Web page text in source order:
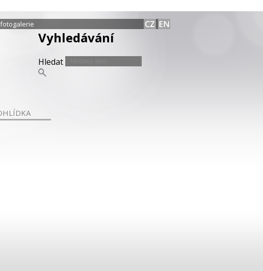
fotogalerie
Vyhledávání
Hledat